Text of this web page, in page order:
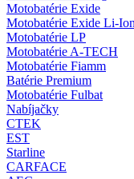
Motobatérie Exide
Motobatérie Exide Li-Ion
Motobatérie LP
Motobatérie A-TECH
Motobatérie Fiamm
Batérie Premium
Motobatérie Fulbat
Nabíjačky
CTEK
EST
Starline
CARFACE